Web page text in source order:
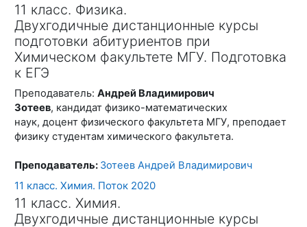
11 класс. Физика.
Двухгодичные дистанционные курсы
подготовки абитуриентов при
Химическом факультете МГУ. Подготовка
к ЕГЭ
Преподаватель: Андрей Владимирович
Зотеев, кандидат физико-математических
наук, доцент физического факультета МГУ, преподает
физику студентам химического факультета.
Преподаватель: Зотеев Андрей Владимирович
11 класс. Химия. Поток 2020
11 класс. Химия.
Двухгодичные дистанционные курсы